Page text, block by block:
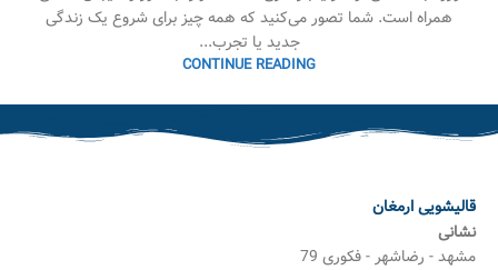
همراه است. شما تصور می‌کنید که همه چیز برای شروع یک زندگی
جدید یا تجرب...
CONTINUE READING
قالیشویی ارمغان
نشانی
مشهد - رضاشهر - فکوری 79